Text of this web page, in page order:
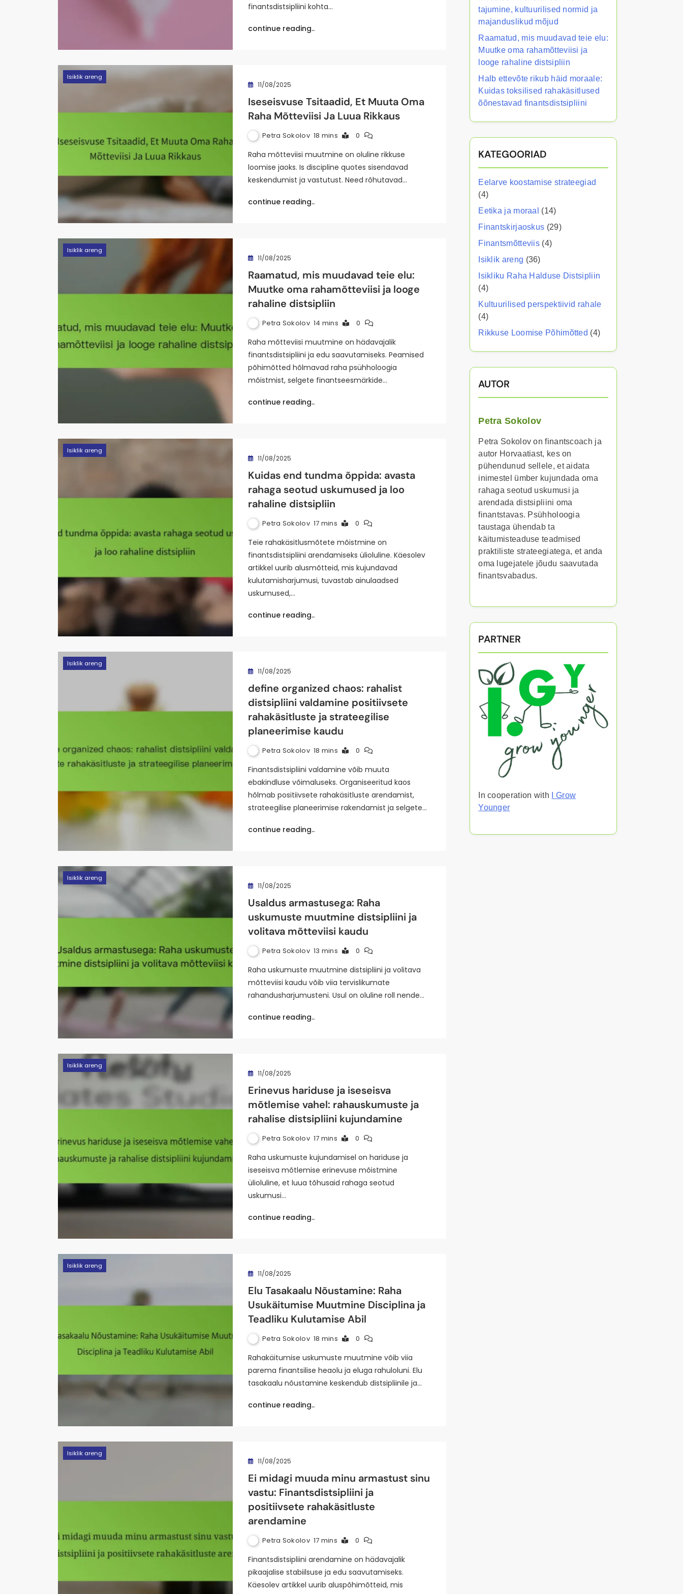
finantsdistsipliini kohta…
continue reading..
Isiklik areng
11/08/2025
Iseseisvuse Tsitaadid, Et Muuta Oma
Raha Mõtteviisi Ja Luua Rikkaus
Petra Sokolov 18 mins 0
Raha mõtteviisi muutmine on oluline rikkuse
loomise jaoks. Is discipline quotes sisendavad
keskendumist ja vastutust. Need rõhutavad…
continue reading..
Isiklik areng
11/08/2025
Raamatud, mis muudavad teie elu:
Muutke oma rahamõtteviisi ja looge
rahaline distsipliin
Petra Sokolov 14 mins 0
Raha mõtteviisi muutmine on hädavajalik
finantsdistsipliini ja edu saavutamiseks. Peamised
põhimõtted hõlmavad raha psühholoogia
mõistmist, selgete finantseesmärkide…
continue reading..
Isiklik areng
11/08/2025
Kuidas end tundma õppida: avasta
rahaga seotud uskumused ja loo
rahaline distsipliin
Petra Sokolov 17 mins 0
Teie rahakäsitlusmõtete mõistmine on
finantsdistsipliini arendamiseks ülioluline. Käesolev
artikkel uurib alusmõtteid, mis kujundavad
kulutamisharjumusi, tuvastab ainulaadsed
uskumused,…
continue reading..
Isiklik areng
11/08/2025
define organized chaos: rahalist
distsipliini valdamine positiivsete
rahakäsitluste ja strateegilise
planeerimise kaudu
Petra Sokolov 18 mins 0
Finantsdistsipliini valdamine võib muuta
ebakindluse võimaluseks. Organiseeritud kaos
hõlmab positiivsete rahakäsitluste arendamist,
strateegilise planeerimise rakendamist ja selgete…
continue reading..
Isiklik areng
11/08/2025
Usaldus armastusega: Raha
uskumuste muutmine distsipliini ja
volitava mõtteviisi kaudu
Petra Sokolov 13 mins 0
Raha uskumuste muutmine distsipliini ja volitava
mõtteviisi kaudu võib viia tervislikumate
rahandusharjumusteni. Usul on oluline roll nende…
continue reading..
Isiklik areng
11/08/2025
Erinevus hariduse ja iseseisva
mõtlemise vahel: rahauskumuste ja
rahalise distsipliini kujundamine
Petra Sokolov 17 mins 0
Raha uskumuste kujundamisel on hariduse ja
iseseisva mõtlemise erinevuse mõistmine
ülioluline, et luua tõhusaid rahaga seotud
uskumusi…
continue reading..
Isiklik areng
11/08/2025
Elu Tasakaalu Nõustamine: Raha
Usukäitumise Muutmine Disciplina ja
Teadliku Kulutamise Abil
Petra Sokolov 18 mins 0
Rahakäitumise uskumuste muutmine võib viia
parema finantsilise heaolu ja eluga rahuloluni. Elu
tasakaalu nõustamine keskendub distsipliinile ja…
continue reading..
Isiklik areng
11/08/2025
Ei midagi muuda minu armastust sinu
vastu: Finantsdistsipliini ja
positiivsete rahakäsitluste
arendamine
Petra Sokolov 17 mins 0
Finantsdistsipliini arendamine on hädavajalik
pikaajalise stabiilsuse ja edu saavutamiseks.
Käesolev artikkel uurib aluspõhimõtteid, mis
tajumine, kultuurilised normid ja
majanduslikud mõjud
Raamatud, mis muudavad teie elu:
Muutke oma rahamõtteviisi ja
looge rahaline distsipliin
Halb ettevõte rikub häid moraale:
Kuidas toksilised rahakäsitlused
õõnestavad finantsdistsipliini
KATEGOORIAD
Eelarve koostamise strateegiad
(4)
Eetika ja moraal
(14)
Finantskirjaoskus (29)
Finantsmõtteviis (4)
Isiklik areng (36)
Isikliku Raha Halduse Distsipliin
(4)
Kultuurilised perspektiivid rahale
(4)
Rikkuse Loomise Põhimõtted (4)
AUTOR
Petra Sokolov
Petra Sokolov on finantscoach ja
autor Horvaatiast, kes on
pühendunud sellele, et aidata
inimestel ümber kujundada oma
rahaga seotud uskumusi ja
arendada distsipliini oma
finantstavas. Psühholoogia
taustaga ühendab ta
käitumisteaduse teadmised
praktiliste strateegiatega, et anda
oma lugejatele jõudu saavutada
finantsvabadus.
PARTNER
In cooperation with
I Grow
Younger